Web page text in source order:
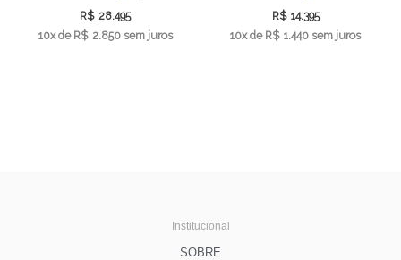
R$ 28.495
10x de R$ 2.850 sem juros
R$ 14.395
10x de R$ 1.440 sem juros
Institucional
SOBRE